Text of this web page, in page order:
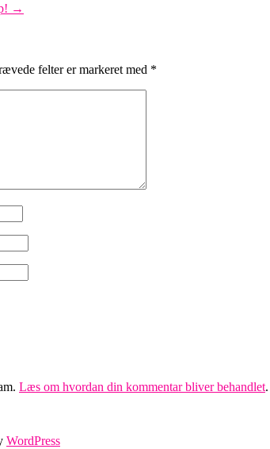
→
felter er markeret med *
Læs om hvordan din kommentar bliver behandlet.
WordPress